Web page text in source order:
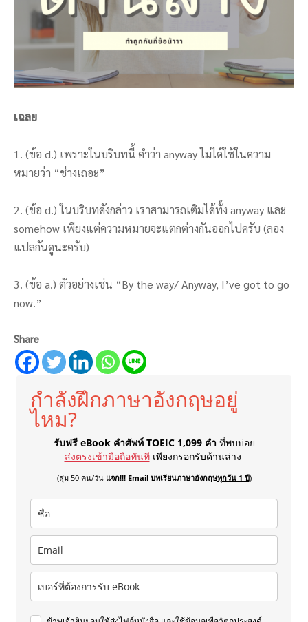
เฉลย
1. (ข้อ d.) เพราะในบริบทนี้ คำว่า anyway ไม่ได้ใช้ในความ
หมายว่า “ช่างเถอะ”
2. (ข้อ d.) ในบริบทดังกล่าว เราสามารถเติมได้ทั้ง anyway และ
somehow เพียงแต่ความหมายจะแตกต่างกันออกไปครับ (ลอง
แปลกันดูนะครับ)
3. (ข้อ a.) ตัวอย่างเช่น “By the way/ Anyway, I’ve got to go
now.”
Share
กำลังฝึกภาษาอังกฤษอยู่
ไหม?
รับฟรี eBook คำศัพท์ TOEIC 1,099 คำ ที่พบบ่อย
ส่งตรงเข้ามือถือทันที เพียงกรอกรับด้านล่าง
(สุ่ม 50 คน/วัน แจก!!! Email บทเรียนภาษาอังกฤษทุกวัน 1 ปี)